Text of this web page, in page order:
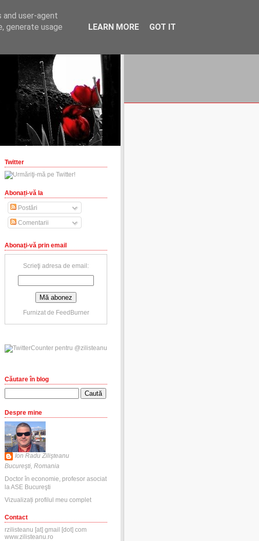
Twitter
Abonați-vă la
Postări
Comentarii
Abonaţi-vă prin email
Scrieţi adresa de email:
Furnizat de FeedBurner
Căutare în blog
Despre mine
Ion Radu Zilişteanu
Bucureşti, Romania
Doctor în economie, profesor asociat
la ASE Bucureşti
Vizualizați profilul meu complet
Contact
rzilisteanu [at] gmail [dot] com
www.zilisteanu.ro
user-agent
generate usage
LEARN MORE GOT IT